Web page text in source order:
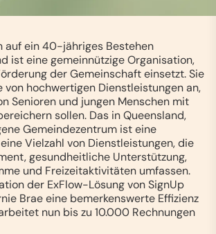
auf ein 40-jähriges Bestehen
ist eine gemeinnützige Organisation,
der Gemeinschaft einsetzt. Sie
von hochwertigen Dienstleistungen an,
Senioren und jungen Menschen mit
sollen. Das in Queensland,
Gemeindezentrum ist eine
Vielzahl von Dienstleistungen, die
gesundheitliche Unterstützung,
und Freizeitaktivitäten umfassen.
der ExFlow-Lösung von SignUp
Brae eine bemerkenswerte Effizienz
nun bis zu 10.000 Rechnungen